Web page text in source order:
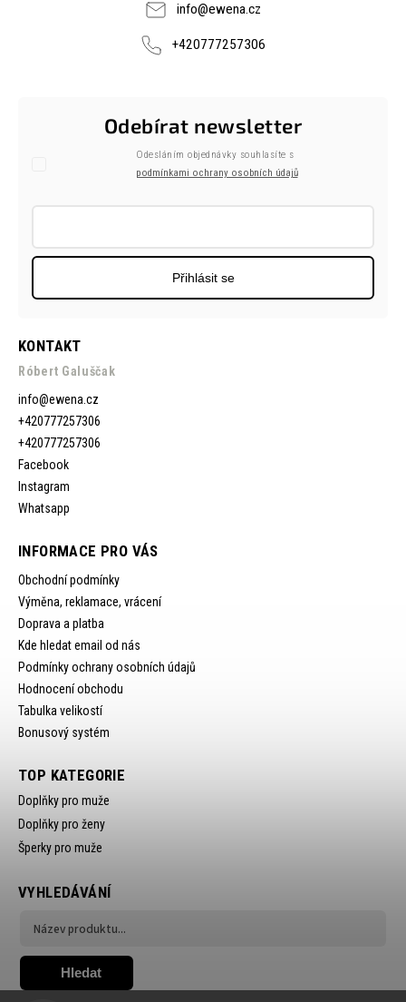
info@ewena.cz
+420777257306
KONTAKT
Róbert Galuščak
info@ewena.cz
+420777257306
+420777257306
Facebook
Instagram
Whatsapp
INFORMACE PRO VÁS
Obchodní podmínky
Výměna, reklamace, vrácení
Doprava a platba
Kde hledat email od nás
Podmínky ochrany osobních údajů
Hodnocení obchodu
Tabulka velikostí
Bonusový systém
Odebírat newsletter
Odesláním objednávky souhlasíte s
podmínkami ochrany osobních údajů
Přihlásit se
TOP KATEGORIE
Doplňky pro muže
Doplňky pro ženy
Šperky pro muže
VYHLEDÁVÁNÍ
Hledat